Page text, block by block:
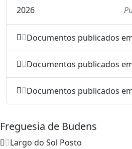
2026
Documentos publicados
Documentos publicados
Documentos publicados
Freguesia de Budens
Largo do Sol Posto